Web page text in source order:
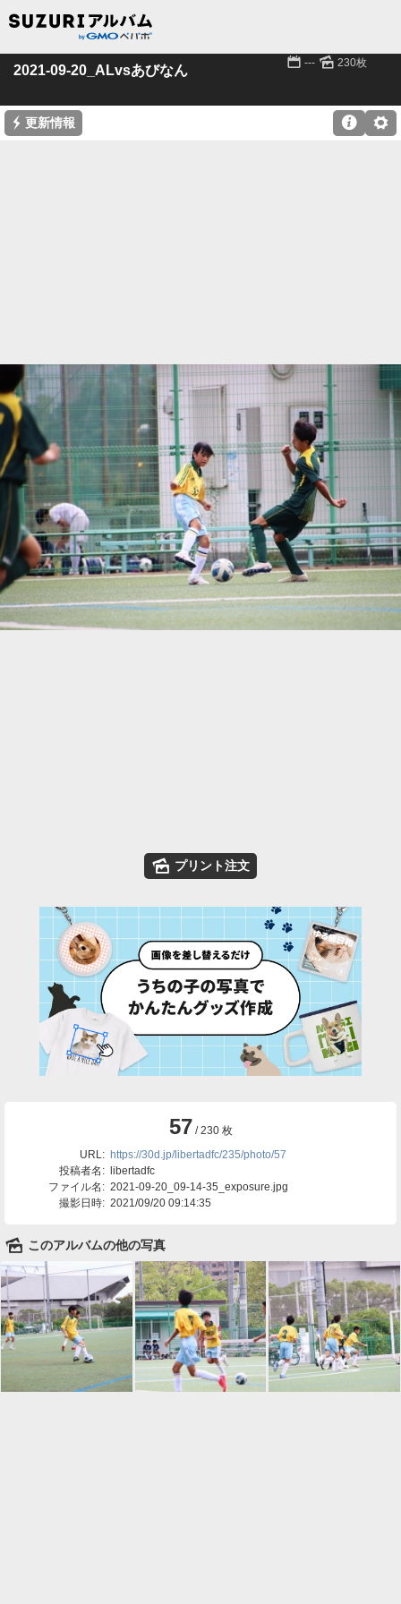
2021-09-20_ALvsあびなん 📅 --- 🌄 230枚
⚡ 更新情報 ⚙

🌄 プリント注文
57 / 230 枚
URL: https://30d.jp/libertadfc/235/photo/57
投稿者名: libertadfc
ファイル名: 2021-09-20_09-14-35_exposure.jpg
撮影日時: 2021/09/20 09:14:35
🌄 このアルバムの他の写真